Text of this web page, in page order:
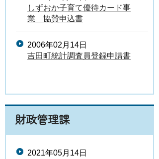
しずおか子育て優待カード事
業 協賛申込書
2006年02月14日
吉田町統計調査員登録申請書
財政管理課
2021年05月14日